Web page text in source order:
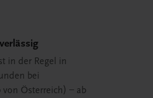
in der Regel in
bei
Österreich) – ab